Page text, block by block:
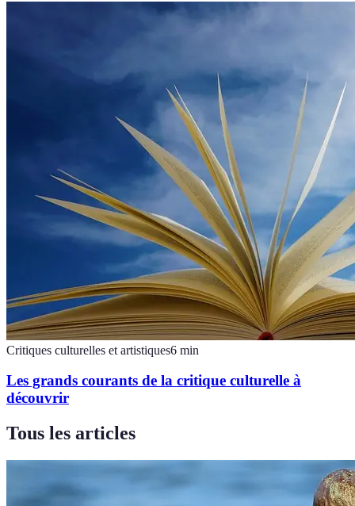
Critiques culturelles et artistiques6 min
Les grands courants de la critique culturelle à
découvrir
Tous les articles